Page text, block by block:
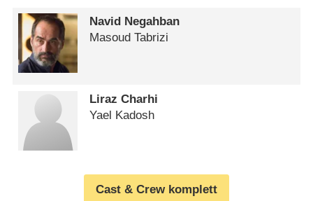
Navid Negahban
Masoud Tabrizi
Liraz Charhi
Yael Kadosh
Cast & Crew komplett